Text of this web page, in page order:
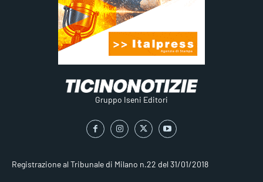
Gruppo Iseni Editori
Registrazione al Tribunale di Milano n.22 del 31/01/2018